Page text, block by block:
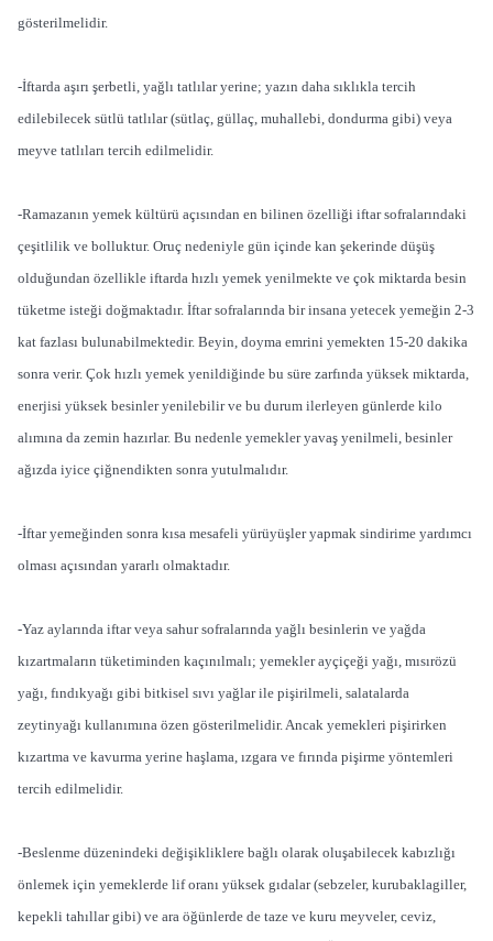
gösterilmelidir.
-İftarda aşırı şerbetli, yağlı tatlılar yerine; yazın daha sıklıkla tercih
edilebilecek sütlü tatlılar (sütlaç, güllaç, muhallebi, dondurma gibi) veya
meyve tatlıları tercih edilmelidir.
-Ramazanın yemek kültürü açısından en bilinen özelliği iftar sofralarındaki
çeşitlilik ve bolluktur. Oruç nedeniyle gün içinde kan şekerinde düşüş
olduğundan özellikle iftarda hızlı yemek yenilmekte ve çok miktarda besin
tüketme isteği doğmaktadır. İftar sofralarında bir insana yetecek yemeğin 2-3
kat fazlası bulunabilmektedir. Beyin, doyma emrini yemekten 15-20 dakika
sonra verir. Çok hızlı yemek yenildiğinde bu süre zarfında yüksek miktarda,
enerjisi yüksek besinler yenilebilir ve bu durum ilerleyen günlerde kilo
alımına da zemin hazırlar. Bu nedenle yemekler yavaş yenilmeli, besinler
ağızda iyice çiğnendikten sonra yutulmalıdır.
-İftar yemeğinden sonra kısa mesafeli yürüyüşler yapmak sindirime yardımcı
olması açısından yararlı olmaktadır.
-Yaz aylarında iftar veya sahur sofralarında yağlı besinlerin ve yağda
kızartmaların tüketiminden kaçınılmalı; yemekler ayçiçeği yağı, mısırözü
yağı, fındıkyağı gibi bitkisel sıvı yağlar ile pişirilmeli, salatalarda
zeytinyağı kullanımına özen gösterilmelidir. Ancak yemekleri pişirirken
kızartma ve kavurma yerine haşlama, ızgara ve fırında pişirme yöntemleri
tercih edilmelidir.
-Beslenme düzenindeki değişikliklere bağlı olarak oluşabilecek kabızlığı
önlemek için yemeklerde lif oranı yüksek gıdalar (sebzeler, kurubaklagiller,
kepekli tahıllar gibi) ve ara öğünlerde de taze ve kuru meyveler, ceviz,